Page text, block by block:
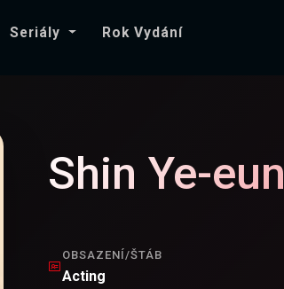
Seriály Rok Vydání
Shin Ye-eun
OBSAZENÍ/ŠTÁB
Acting